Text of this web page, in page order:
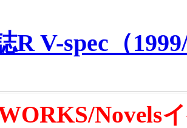
R V-spec（
Novels